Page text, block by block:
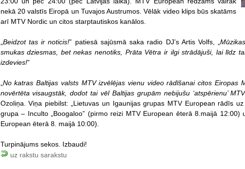
nekā 20 valstīs Eiropā un Tuvajos Austrumos. Vēlāk video klips būs skatāms
arī MTV Nordic un citos starptautiskos kanālos.
Beidzot tas ir noticis!” patiesā sajūsmā saka radio DJ’s Artis Volfs, „
smukas dziesmas, bet nekas nenotiks, Prāta Vētra ir ilgi strādājuši, lai līdz
izdevies!”
No katras Baltijas valsts MTV izvēlējas vienu video rādīšanai citos Eiropas
novērtēta visaugstāk, dodot tai vēl Baltijas grupām nebijušu ‘atspērienu’
Ozoliņa. Viņa piebilst: „Lietuvas un Igaunijas grupas MTV European rādīs
grupa – Inculto „Boogaloo” (pirmo reizi MTV European ēterā 8.maijā 12:00)
European ēterā 8. maijā 10:00).
Turpinājums sekos. Izbaudi!
uz rakstu sarakstu